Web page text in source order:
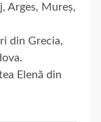
Arges, Mureș,
din Grecia,
Elenă din